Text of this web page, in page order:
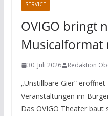
SERVICE
OVIGO bringt
Musicalformat
30. Juli 2026 Redaktion
„Unstillbare Gier“
Veranstaltungen im
Das OVIGO Theater baut